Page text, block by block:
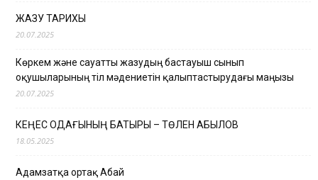
ЖАЗУ ТАРИХЫ
20.07.2025
Көркем және сауатты жазудың бастауыш сынып
оқушыларының тіл мәдениетін қалыптастырудағы маңызы
20.07.2025
КЕҢЕС ОДАҒЫНЫҢ БАТЫРЫ – ТӨЛЕН ҚАБЫЛОВ
18.05.2025
Адамзатқа ортақ Абай